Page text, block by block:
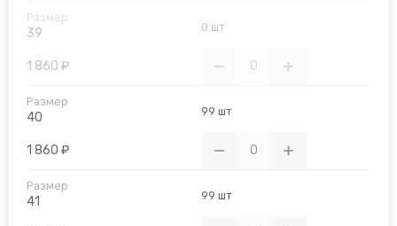
39 0 шт
1 860 ₽
40 99 шт
1 860 ₽
41 99 шт